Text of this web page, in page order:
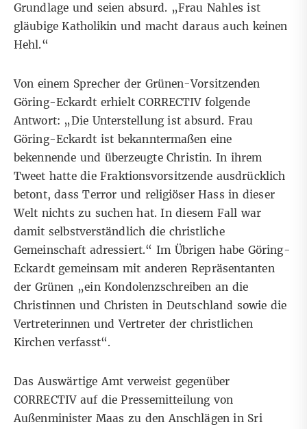
Grundlage und seien absurd. „Frau Nahles ist
gläubige Katholikin und macht daraus auch keinen
Hehl.“
Von einem Sprecher der Grünen-Vorsitzenden
Göring-Eckardt erhielt CORRECTIV folgende
Antwort: „Die Unterstellung ist absurd. Frau
Göring-Eckardt ist bekanntermaßen eine
bekennende und überzeugte Christin. In ihrem
Tweet hatte die Fraktionsvorsitzende ausdrücklich
betont, dass Terror und religiöser Hass in dieser
Welt nichts zu suchen hat. In diesem Fall war
damit selbstverständlich die christliche
Gemeinschaft adressiert.“ Im Übrigen habe Göring-
Eckardt gemeinsam mit anderen Repräsentanten
der Grünen „ein Kondolenzschreiben an die
Christinnen und Christen in Deutschland sowie die
Vertreterinnen und Vertreter der christlichen
Kirchen verfasst“.
Das Auswärtige Amt verweist gegenüber
CORRECTIV auf die Pressemitteilung von
Außenminister Maas zu den Anschlägen in Sri